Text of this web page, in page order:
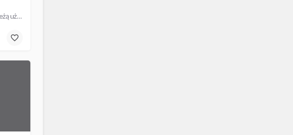
Lumpeks SecondHand Krosno Tysiąclecia to sklep z odzieżą używaną przy ulicy Tysiąclecia 14. W naszym…